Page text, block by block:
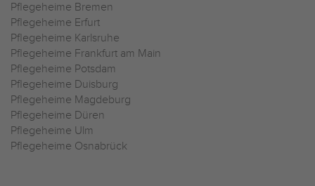
Pflegeheime Bremen
Pflegeheime Erfurt
Pflegeheime Karlsruhe
Pflegeheime Frankfurt am Main
Pflegeheime Potsdam
Pflegeheime Duisburg
Pflegeheime Magdeburg
Pflegeheime Düren
Pflegeheime Ulm
Pflegeheime Osnabrück